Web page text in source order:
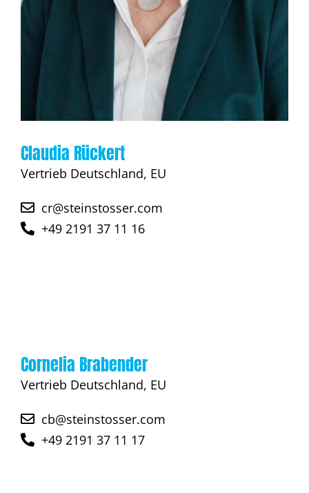
Claudia Rückert
Vertrieb Deutschland, EU
cr@steinstosser.com
+49 2191 37 11 16
Cornelia Brabender
Vertrieb Deutschland, EU
cb@steinstosser.com
+49 2191 37 11 17